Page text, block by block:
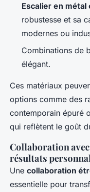
Escalier en
robustesse et sa
modernes ou
Combinations de
élégant.
Ces matériaux
options comme des
contemporain épuré
qui reflètent le goût
Collaboration
résultats
Une collaboration
essentielle pour